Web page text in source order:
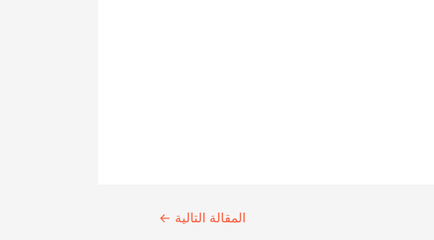
المقالة التالية ←